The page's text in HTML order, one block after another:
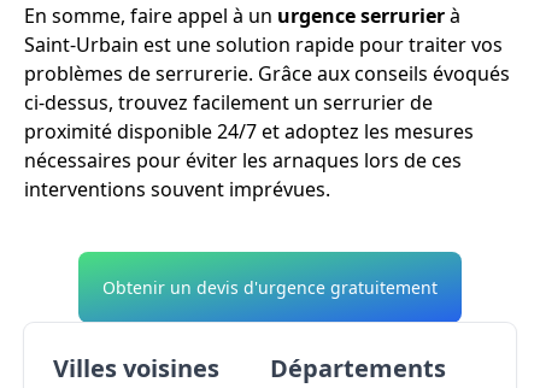
En somme, faire appel à un urgence serrurierà
Saint-Urbain est une solution rapide pour traiter vos
problèmes de serrurerie. Grâce aux conseils évoqués
ci-dessus, trouvez facilement un serrurier de
proximité disponible 24/7 et adoptez les mesures
nécessaires pour éviter les arnaques lors de ces
interventions souvent imprévues.
Obtenir un devis d'urgence gratuitement
Villes voisines Départements